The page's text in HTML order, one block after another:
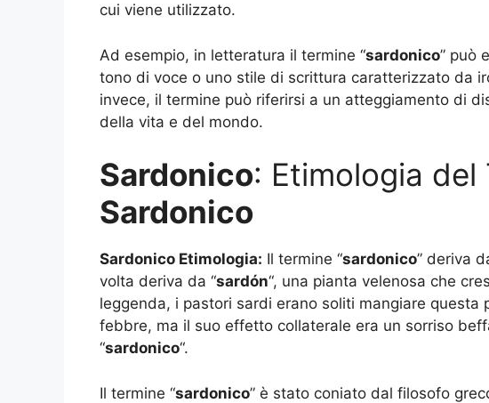
cui viene utilizzato.
Ad esempio, in letteratura il termine “sardonico” può
tono di voce o uno stile di scrittura caratterizzato da
invece, il termine può riferirsi a un atteggiamento di
della vita e del mondo.
Sardonico: Etimologia del
Sardonico
Sardonico Etimologia: Il termine “sardonico” deriva
volta deriva da “sardón“, una pianta velenosa che
leggenda, i pastori sardi erano soliti mangiare questa
febbre, ma il suo effetto collaterale era un sorriso
“sardonico“.
Il termine “sardonico” è stato coniato dal filosofo